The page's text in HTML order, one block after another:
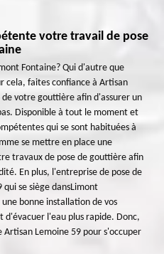
votre travail de pose
Fontaine? Qui d'autre que
cela, faites confiance à Artisan
votre gouttière afin d'assurer un
Disponible à tout le moment et
qui se sont habituées à
se mettre en place une
travaux de pose de gouttière afin
En plus, l'entreprise de pose de
se siège dansLimont
bonne installation de vos
l'eau plus rapide. Donc,
Lemoine 59 pour s'occuper